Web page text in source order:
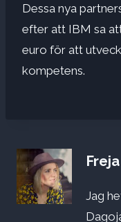
Dessa nya
efter att IBM sa
euro för att
kompetens.
Freja
Jag